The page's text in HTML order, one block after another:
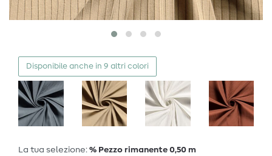
Disponibile anche in 9 altri colori
La tua selezione: % Pezzo rimanente 0,50 m